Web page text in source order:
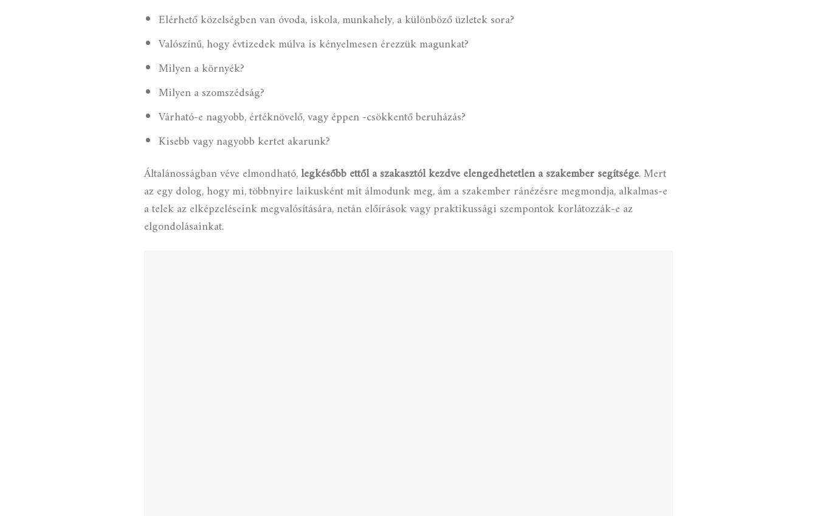
Elérhető közelségben van óvoda, iskola, munkahely, a különböző üzletek sora?
Valószínű, hogy évtizedek múlva is kényelmesen érezzük magunkat?
Milyen a környék?
Milyen a szomszédság?
Várható-e nagyobb, értéknövelő, vagy éppen -csökkentő beruházás?
Kisebb vagy nagyobb kertet akarunk?
Általánosságban véve elmondható,legkésőbb ettől a szakasztól kezdve elengedhetetlen a szakember segítsége.Mert
az egy dolog, hogy mi, többnyire laikusként mit álmodunk meg, ám a szakember ránézésre megmondja, alkalmas-e
a telek az elképzeléseink megvalósítására, netán előírások vagy praktikussági szempontok korlátozzák-e az
elgondolásainkat.